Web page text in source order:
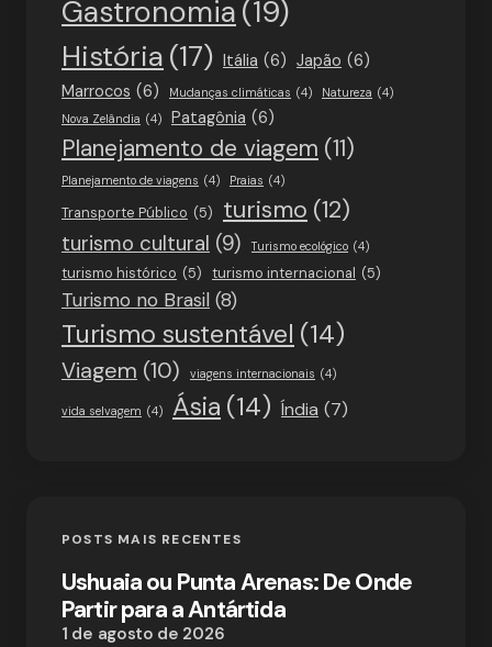
Gastronomia (19)
História (17) Itália (6) Japão (6)
Marrocos (6) Mudanças climáticas (4) Natureza (4)
Nova Zelândia (4) Patagônia (6)
Planejamento de viagem (11)
Planejamento de viagens (4) Praias (4)
Transporte Público (5) turismo (12)
turismo cultural (9) Turismo ecológico (4)
turismo histórico (5) turismo internacional (5)
Turismo no Brasil (8)
Turismo sustentável (14)
Viagem (10) viagens internacionais (4)
vida selvagem (4) Ásia (14) Índia (7)
POSTS MAIS RECENTES
Ushuaia ou Punta Arenas: De Onde
Partir para a Antártida
1 de agosto de 2026